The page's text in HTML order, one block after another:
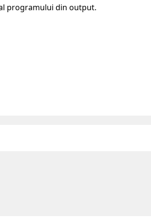
programului din output.